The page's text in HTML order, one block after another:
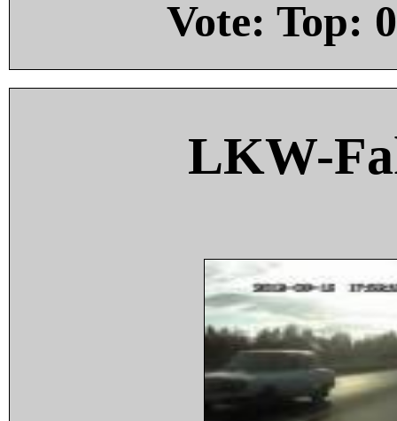
Vote: Top: 0
LKW-